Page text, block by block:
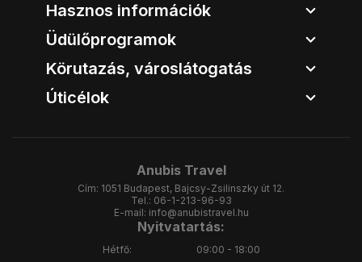
Hasznos információk
Üdülőprogramok
Körutazás, városlátogatás
Úticélok
Anubis Travel
Cím: 1051 Budapest, Bajcsy-Zsilinszky út 12.
Tel.: 06-1-213-96-93
E-mail: info@anubistravel.hu
Nyitvatartás:
Hétfő:
09:00 - 18:00